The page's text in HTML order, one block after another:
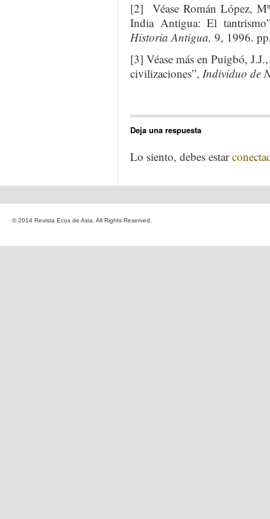
[2] Véase Román López,
India Antigua: El
Historia Antigua, 9, 1996.
[3] Véase más en Puigbó,
civilizaciones”, Individuo de
Deja una respuesta
Lo siento, debes estar
© 2014 Revista Ecos de Asia. All Rights Reserved.